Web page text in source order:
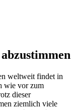
weltweit findet in
wie vor zum
dieser
ziemlich viele